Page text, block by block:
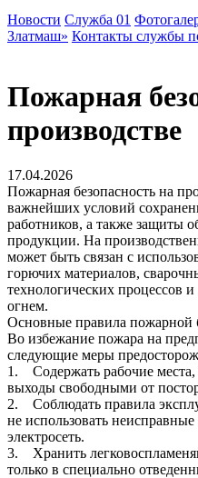
Новости Служба 01
Златмаш» Контакты службы
Пожарная
производстве
17.04.2026
Пожарная безопасность на
важнейших условий
работников, а также защиты
продукции. На
может быть связан с
горючих материалов,
технологических процессов
огнем.
Основные правила пожарной
Во избежание пожара на
следующие меры
1. Содержать рабочие
выходы свободными от
2. Соблюдать правила
не использовать
электросеть.
3. Хранить
только в специально